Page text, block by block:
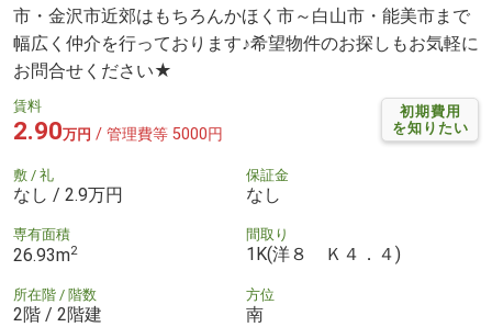
市・金沢市近郊はもちろんかほく市～白山市・能美市まで
幅広く仲介を行っております♪希望物件のお探しもお気軽に
お問合せください★
初期費用
を知りたい
賃料
2.90万円 / 管理費等 5000円
敷 / 礼
なし / 2.9万円
保証金
なし
専有面積
26.93m2
間取り
1K(洋８ Ｋ４．４)
所在階 / 階数
2階 / 2階建
方位
南